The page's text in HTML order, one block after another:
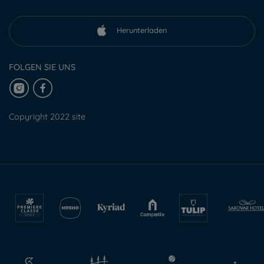
Herunterladen
FOLGEN SIE UNS
Copyright 2022 site